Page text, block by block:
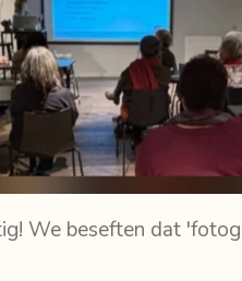
We beseften dat